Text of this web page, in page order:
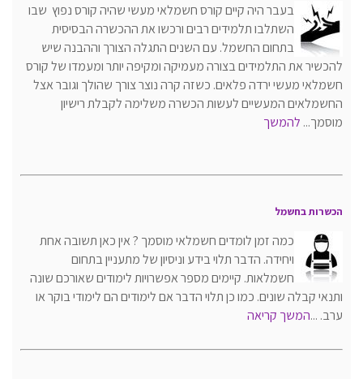
בעבר היה קיים קורס חשמלאי מעשי שהיה קורס נפוץ שבו
השתלבו תלמידים רבים ורכשו את ההכשרה הבסיסית
בתחום החשמל. עם השנים התגלה הצורך וההבנה שיש
להכשיר את התלמידים בצורה מעמיקה ומקיפה יותר ומעמדו של קורס
חשמלאי מעשי ירדה פלאים. כשזה קרה נוצר צורך שהולך וגובר אצל
החשמלאים המעשיים לעשות הכשרה משלימה לקבלת רישיון
מוסמך... להמשך
הכשרות בחשמל
כמה זמן לומדים חשמלאי מוסמך ? אין כאן תשובה אחת
ויחידה. הדבר תלוי בידע וניסיון של מתעניין בתחום
חשמלאות. קיימים מספר אפשרויות לימודים שאורכם שונה
ותנאי קבלה שונים. כמו כן תלוי הדבר אם לימודים הם לימודי בוקר או
ערב. ...המשך קריאה